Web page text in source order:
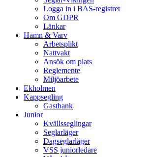
Logga in i BAS-registret
Om GDPR
Länkar
Hamn & Varv
Arbetsplikt
Nattvakt
Ansök om plats
Reglemente
Miljöarbete
Ekholmen
Kappsegling
Gastbank
Junior
Kvällsseglingar
Seglarläger
Dagseglarläger
VSS juniorledare